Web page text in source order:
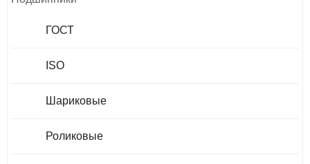
ГОСТ
ISO
Шариковые
Роликовые